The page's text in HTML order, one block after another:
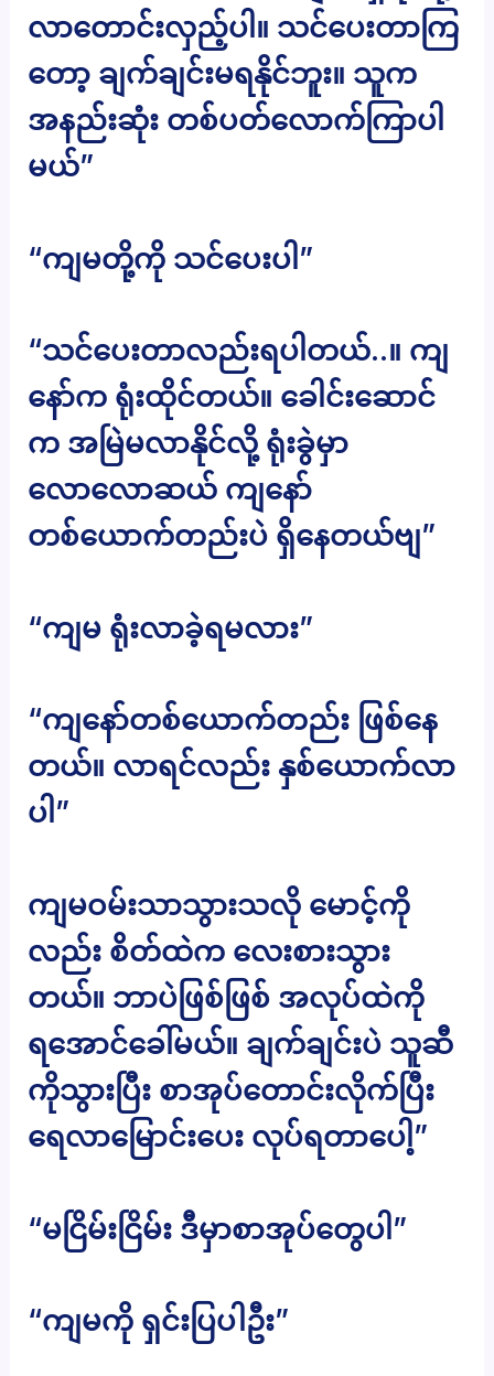
လာတောင်းလှည့်ပါ။ သင်ပေးတာကြ
တော့ ချက်ချင်းမရနိုင်ဘူး။ သူက
အနည်းဆုံး တစ်ပတ်လောက်ကြာပါ
မယ်”
“ကျမတို့ကို သင်ပေးပါ”
“သင်ပေးတာလည်းရပါတယ်..။ ကျ
နော်က ရုံးထိုင်တယ်။ ခေါင်းဆောင်
က အမြဲမလာနိုင်လို့ ရုံးခွဲမှာ
လောလောဆယ် ကျနော်
တစ်ယောက်တည်းပဲ ရှိနေတယ်ဗျ”
“ကျမ ရုံးလာခဲ့ရမလား”
“ကျနော်တစ်ယောက်တည်း ဖြစ်နေ
တယ်။ လာရင်လည်း နှစ်ယောက်လာ
ပါ”
ကျမဝမ်းသာသွားသလို မောင့်ကို
လည်း စိတ်ထဲက လေးစားသွား
တယ်။ ဘာပဲဖြစ်ဖြစ် အလုပ်ထဲကို
ရအောင်ခေါ်မယ်။ ချက်ချင်းပဲ သူဆီ
ကိုသွားပြီး စာအုပ်တောင်းလိုက်ပြီး
ရေလာမြောင်းပေး လုပ်ရတာပေါ့”
“မငြိမ်းငြိမ်း ဒီမှာစာအုပ်တွေပါ”
“ကျမကို ရှင်းပြပါဦး”